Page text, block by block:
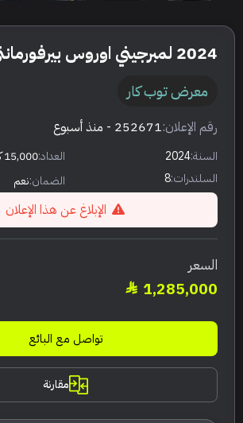
2024 لمبرجيني اوروس بيرفورمانتي
معرض توب كار
رقم الإعلان:252671 - منذ أسبوع
السنة:2024 العداد:15,000 كم
السلندرات:8 الضمان:نعم
الإبلاغ عن هذا الإعلان
السعر
1,285,000
تواصل مع البائع
مقارنة